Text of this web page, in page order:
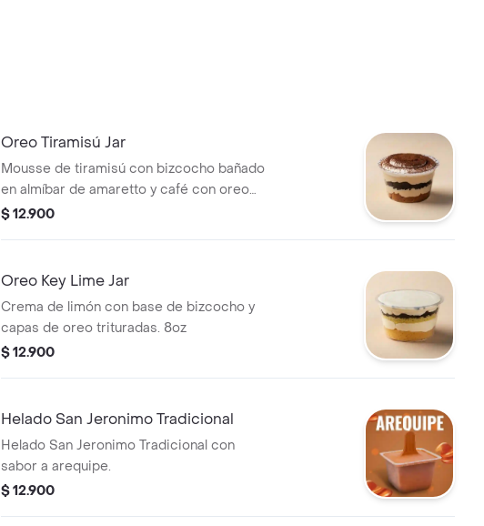
Oreo Tiramisú Jar
Mousse de tiramisú con bizcocho bañado
en almíbar de amaretto y café con oreo
trituradas. 8oz
$ 12.900
Oreo Key Lime Jar
Crema de limón con base de bizcocho y
capas de oreo trituradas. 8oz
$ 12.900
Helado San Jeronimo Tradicional
Helado San Jeronimo Tradicional con
sabor a arequipe.
$ 12.900